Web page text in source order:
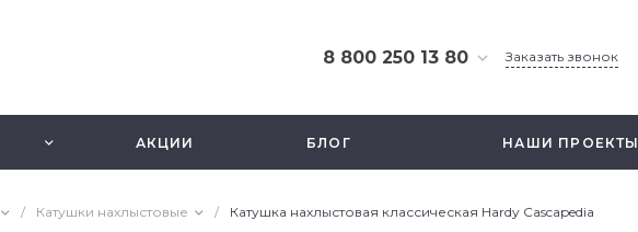
8 800 250 13 80
ул. Смольная 63б, этаж
2.5
info@fishbusinezz.ru
Заказать звонок
АКЦИИ БЛОГ НАШИ ПРОЕКТЫ
/ Катушки нахлыстовые / Катушка нахлыстовая классическая Hardy Cascapedia